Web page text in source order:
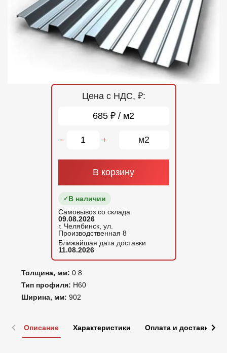
Контакты
Толщина, мм: 0.8
Тип профиля: Н60
Ширина, мм: 902
Цена с НДС, ₽:
685 ₽ / м2
− + м2
В корзину
В наличии
Самовывоз со склада
09.08.2026
г. Челябинск, ул.
Производственная 8
Ближайшая дата доставки
11.08.2026
Описание Характеристики Оплата и доставка